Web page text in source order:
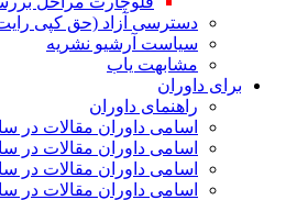
دسترسی آزاد (حق کپی رایت)
سیاست آرشیو نشریه
مشابهت یاب
برای داوران
راهنمای داوران
اسامی داوران مقالات در سال
اسامی داوران مقالات در سال
اسامی داوران مقالات در سال
اسامی داوران مقالات در سال